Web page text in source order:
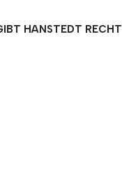
HANSTEDT RECHT